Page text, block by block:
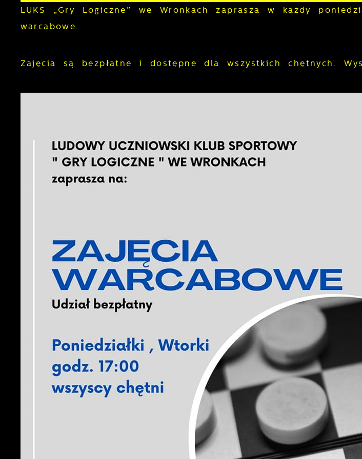
LUKS „Gry Logiczne” we Wronkach zaprasza w każdy
warcabowe.
Zajęcia są bezpłatne i dostępne dla wszystkich chętnych.
Ustawienia
Szanujemy Twoją prywatność.
cookies lub zaakceptować je
momencie możesz dokonać